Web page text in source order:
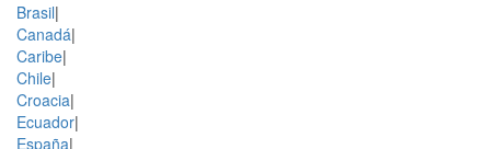
Brasil|
Canadá|
Caribe|
Chile|
Croacia|
Ecuador|
España|